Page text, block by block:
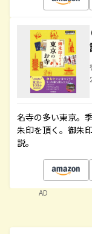
名寺の多い東京。
朱印を頂く。御朱
説。
AD